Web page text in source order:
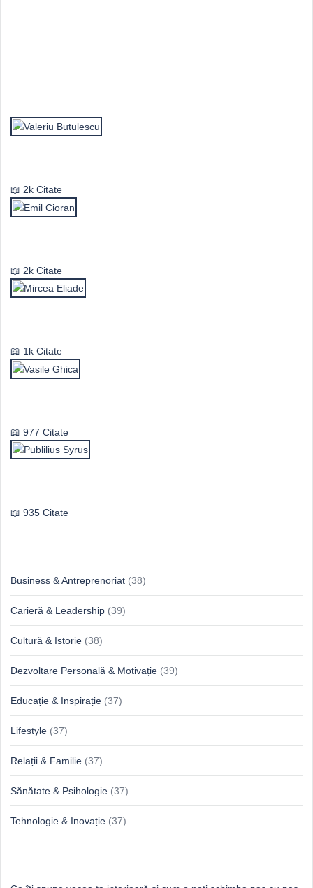
2k Citate
2k Citate
1k Citate
977 Citate
935 Citate
Business & Antreprenoriat (38)
Carieră & Leadership (39)
Cultură & Istorie (38)
Dezvoltare Personală & Motivație (39)
Educație & Inspirație (37)
Lifestyle (37)
Relații & Familie (37)
Sănătate & Psihologie (37)
Tehnologie & Inovație (37)